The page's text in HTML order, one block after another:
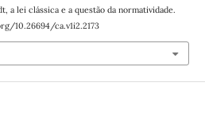
a lei clássica e a questão da normatividade.
10.26694/ca.v1i2.2173